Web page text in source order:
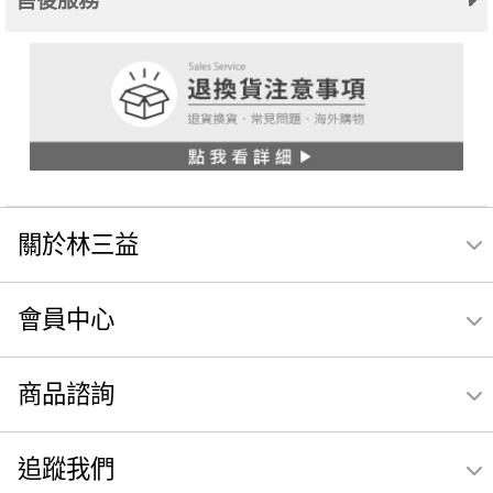
關於林三益
會員中心
商品諮詢
追蹤我們